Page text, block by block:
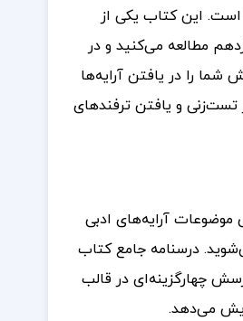
است. این کتاب یکی از
مطالعه می‌کنید و در
را در یافتن آرایه‌ها
را در تست‌زنی و یافتن ترفندهای
آرایه‌های ادبی
درسنامه جامع کتاب
مثال” و “تمرین” است که به شما در یافتن آرایه‌ها کمک می‌کند. همچنین، ۷۰۱ پرسش چهارگزینه‌ای در قالب
می‌دهد.